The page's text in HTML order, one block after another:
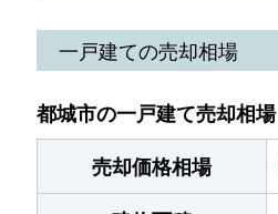
一戸建ての売却相場
都城市の一戸建て売却相場
売却価格相場